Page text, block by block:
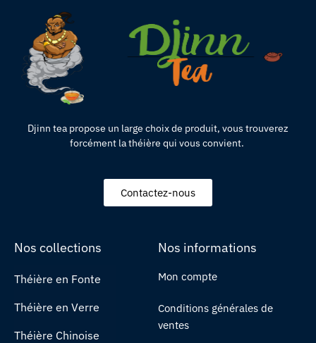
Djinn tea propose un large choix de produit, vous trouverez
forcément la théière qui vous convient.
Contactez-nous
Nos collections
Théière en Fonte
Théière en Verre
Théière Chinoise
Nos informations
Mon compte
Conditions générales de
ventes